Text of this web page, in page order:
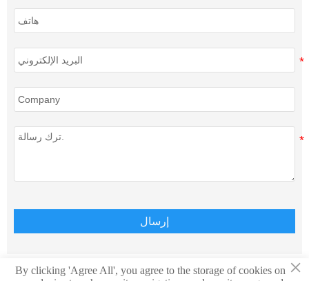
إرسال
×
By clicking 'Agree All', you agree to the storage of cookies on